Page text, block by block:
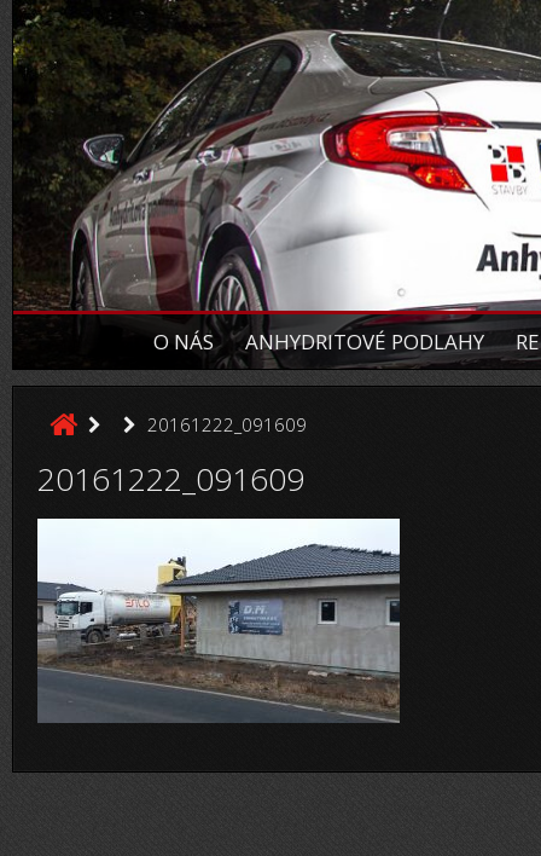
O NÁS ANHYDRITOVÉ PODLAHY
20161222_091609
20161222_091609